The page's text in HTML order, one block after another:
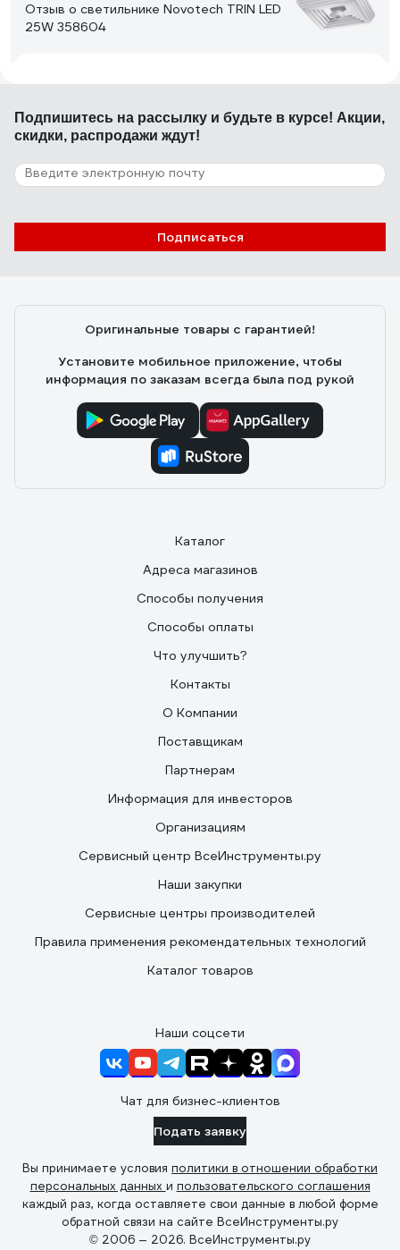
Отзыв о светильнике Novotech TRIN LED
25W 358604
251 отзыв
Отзыв о люстре RITTER ROLO с ДУ 52Вт,
52360 4
Александр Ю. 10.11.2021
Подпишитесь на рассылку и будьте в курсе! Акции,
скидки, распродажи ждут!
Подписаться
Оригинальные товары с гарантией!
Установите мобильное приложение, чтобы
информация по заказам всегда была под рукой
Каталог
Адреса магазинов
Способы получения
Способы оплаты
Что улучшить?
Контакты
О Компании
Поставщикам
Партнерам
Информация для инвесторов
Организациям
Сервисный центр ВсеИнструменты.ру
Наши закупки
Сервисные центры производителей
Правила применения рекомендательных технологий
Каталог товаров
Наши соцсети
Чат для бизнес-клиентов
Подать заявку
Вы принимаете условия политики в отношении обработки
персональных данных и пользовательского соглашения
каждый раз, когда оставляете свои данные в любой форме
обратной связи на сайте ВсеИнструменты.ру
© 2006 — 2026. ВсеИнструменты.ру